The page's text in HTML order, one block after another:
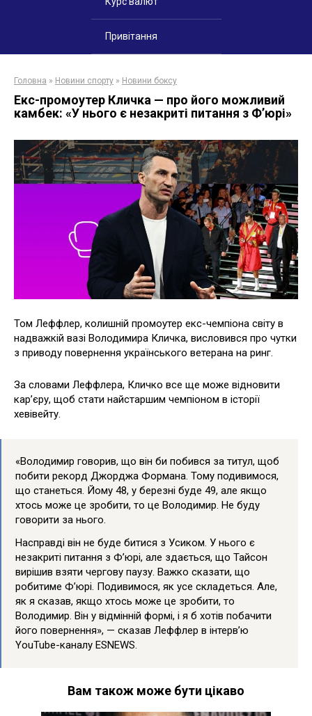
Привітання
Головна » Новини спорту » Новини боксу
Екс-промоутер Кличка — про його можливий
камбек: «У нього є незакриті питання з Ф’юрі»
Том Леффлер, колишній промоутер екс-чемпіона світу в
надважкій вазі Володимира Кличка, висловився про чутки
з приводу повернення українського ветерана на ринг.
За словами Леффлера, Кличко все ще може відновити
кар’єру, щоб стати найстаршим чемпіоном в історії
хевівейту.
«Володимир говорив, що він би побився за титул, щоб
побити рекорд Джорджа Формана. Тому подивимося,
що станеться. Йому 48, у березні буде 49, але якщо
хтось може це зробити, то це Володимир. Не буду
говорити за нього.
Насправді він не буде битися з Усиком. У нього є
незакриті питання з Ф’юрі, але здається, що Тайсон
вирішив взяти чергову паузу. Важко сказати, що
робитиме Ф’юрі. Подивимося, як усе складеться. Але,
як я сказав, якщо хтось може це зробити, то
Володимир. Він у відмінній формі, і я б хотів побачити
його повернення», — сказав Леффлер в інтерв’ю
YouTube-каналу ESNEWS.
Вам також може бути цікаво